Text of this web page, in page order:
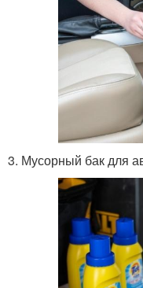
3. Мусорный бак для